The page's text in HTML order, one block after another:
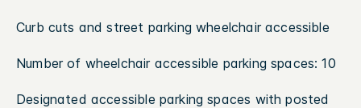
Curb cuts and street parking wheelchair accessible
Number of wheelchair accessible parking spaces: 10
Designated accessible parking spaces with posted